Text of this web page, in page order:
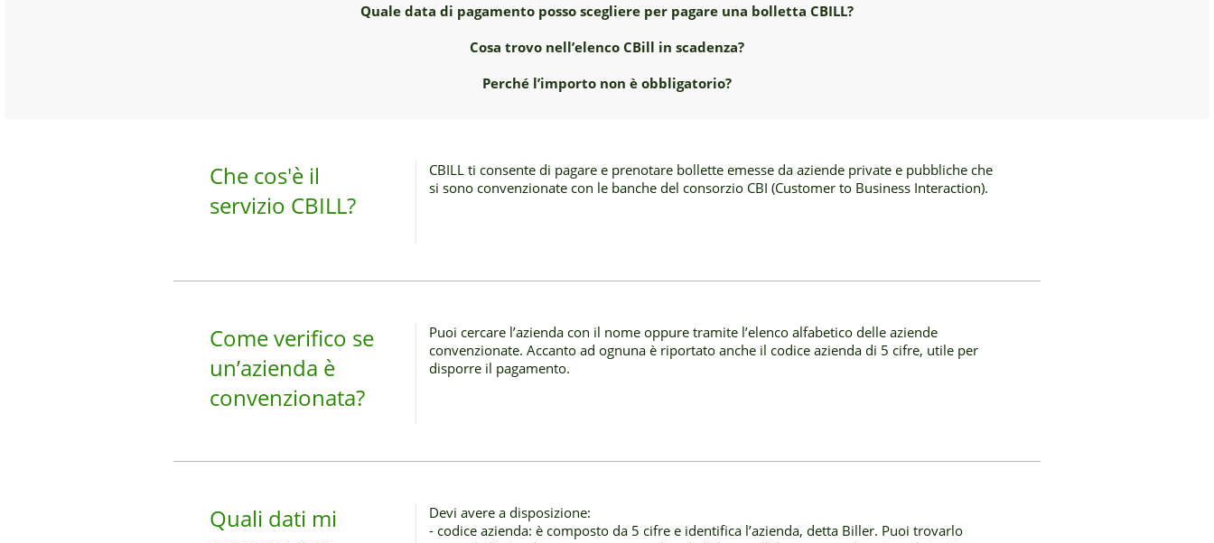
Quale data di pagamento posso scegliere per pagare una bolletta CBILL?
Cosa trovo nell’elenco CBill in scadenza?
Perché l’importo non è obbligatorio?
Che cos'è il
servizio CBILL?
CBILL ti consente di pagare e prenotare bollette emesse da aziende private e pubbliche che
si sono convenzionate con le banche del consorzio CBI (Customer to Business Interaction).
Come verifico se
un’azienda è
convenzionata?
Puoi cercare l’azienda con il nome oppure tramite l’elenco alfabetico delle aziende
convenzionate. Accanto ad ognuna è riportato anche il codice azienda di 5 cifre, utile per
disporre il pagamento.
Quali dati mi
Devi avere a disposizione:
- codice azienda: è composto da 5 cifre e identifica l’azienda, detta Biller. Puoi trovarlo